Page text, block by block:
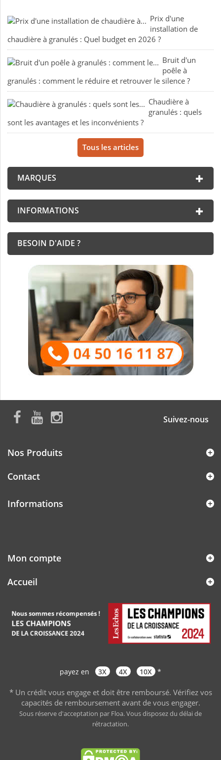
Prix d'une
installation de
chaudière à granulés : Quel budget en 2026 ?
Bruit d'un
poêle à
granulés : comment le réduire et retrouver le silence ?
Chaudière à
granulés : quels
sont les avantages et les inconvénients ?
Tous les articles
MARQUES
INFORMATIONS
BESOIN D'AIDE ?
Suivez-nous
Nos Produits
Contact
Informations
Mon compte
Accueil
payez en 3X 4X 10X *
* Un crédit vous engage et doit être remboursé. Vérifiez vos
capacités de remboursement avant de vous engager.
Sous réserve d'acceptation par Floa. Vous disposez du délai de
rétractation.